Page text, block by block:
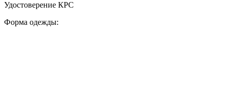
Удостоверение КРС
Форма одежды: